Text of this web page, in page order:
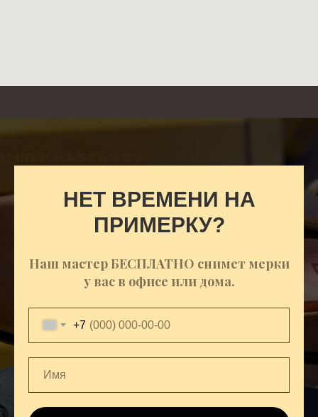
НЕТ ВРЕМЕНИ НА
ПРИМЕРКУ?
Наш мастер БЕСПЛАТНО снимет мерки
у вас в офисе или дома.
+7